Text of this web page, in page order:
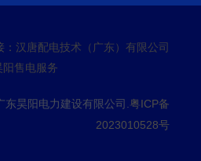
汉唐配电技术（广东）有限公司
阳售电服务
昊阳电力建设有限公司. 粤ICP备
2023010528号